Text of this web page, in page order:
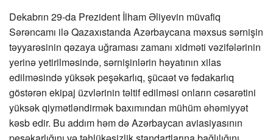
Dekabrın 29-da Prezident İlham Əliyevin müvafiq
Sərəncamı ilə Qazaxıstanda Azərbaycana məxsus sərnişin
təyyarəsinin qəzaya uğraması zamanı xidməti vəzifələrinin
yerinə yetirilməsində, sərnişinlərin həyatının xilas
edilməsində yüksək peşəkarlıq, şücaət və fədakarlıq
göstərən ekipaj üzvlərinin təltif edilməsi onların cəsarətini
yüksək qiymətləndirmək baxımından mühüm əhəmiyyət
kəsb edir. Bu addım həm də Azərbaycan aviasiyasının